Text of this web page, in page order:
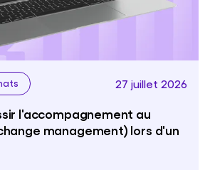
27 juillet 2026
l'accompagnement au
management) lors d'un